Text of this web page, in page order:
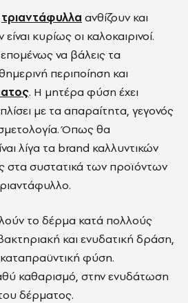
τριαντάφυλλα ανθίζουν και
κυρίως οι καλοκαιρινοί.
να βάλεις τα
περιποίηση και
. Η μητέρα φύση έχει
με τα απαραίτητα, γεγονός
Όπως θα
λίγα τα brand καλλυντικών
στα συστατικά των προϊόντων
το δέρμα κατά πολλούς
και ενυδατική δράση,
καταπραϋντική φύση.
καθαρισμό, στην ενυδάτωση
δέρματος.